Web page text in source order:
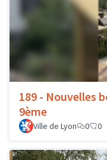
189 - Nouvelles
9ème
Ville de Lyon 0 0